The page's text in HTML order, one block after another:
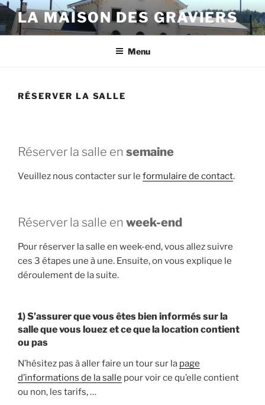
Aller
au
contenu
LA MAISON DES GRAVIERS
Menu
RÉSERVER LA SALLE
Réserver la salle en semaine
Veuillez nous contacter sur le formulaire de contact.
Réserver la salle en week-end
Pour réserver la salle en week-end, vous allez suivre
ces 3 étapes une à une. Ensuite, on vous explique le
déroulement de la suite.
1) S’assurer que vous êtes bien informés sur la
salle que vous louez et ce que la location contient
ou pas
N’hésitez pas à aller faire un tour sur la page
d’informations de la salle pour voir ce qu’elle contient
ou non, les tarifs, …